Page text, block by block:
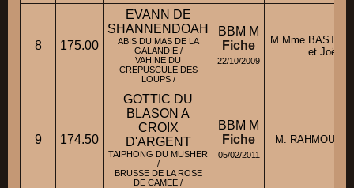
8 175.00
EVANN DE
SHANNENDOAH
ABIS DU MAS DE LA
GALANDIE /
VAHINE DU
CREPUSCULE DES
LOUPS /
BBM M
Fiche
22/10/2009
M.Mme BASTEN
et Joëlle
9 174.50
GOTTIC DU
BLASON A
CROIX
D'ARGENT
TAIPHONG DU MUSHER
/
BRUSSE DE LA ROSE
DE CAMEE /
BBM M
Fiche
05/02/2011
M. RAHMOUNE